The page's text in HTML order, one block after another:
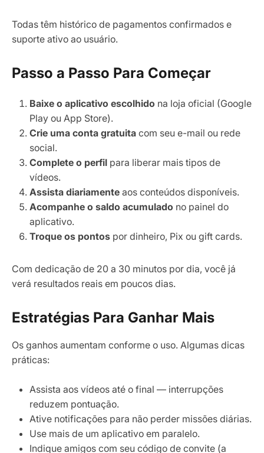
Todas têm histórico de pagamentos confirmados e
suporte ativo ao usuário.
Passo a Passo Para Começar
Baixe o aplicativo escolhido na loja oficial (Google
Play ou App Store).
Crie uma conta gratuita com seu e-mail ou rede
social.
Complete o perfil para liberar mais tipos de
vídeos.
Assista diariamente aos conteúdos disponíveis.
Acompanhe o saldo acumulado no painel do
aplicativo.
Troque os pontos por dinheiro, Pix ou gift cards.
Com dedicação de 20 a 30 minutos por dia, você já
verá resultados reais em poucos dias.
Estratégias Para Ganhar Mais
Os ganhos aumentam conforme o uso. Algumas dicas
práticas:
Assista aos vídeos até o final — interrupções
reduzem pontuação.
Ative notificações para não perder missões diárias.
Use mais de um aplicativo em paralelo.
Indique amigos com seu código de convite (a